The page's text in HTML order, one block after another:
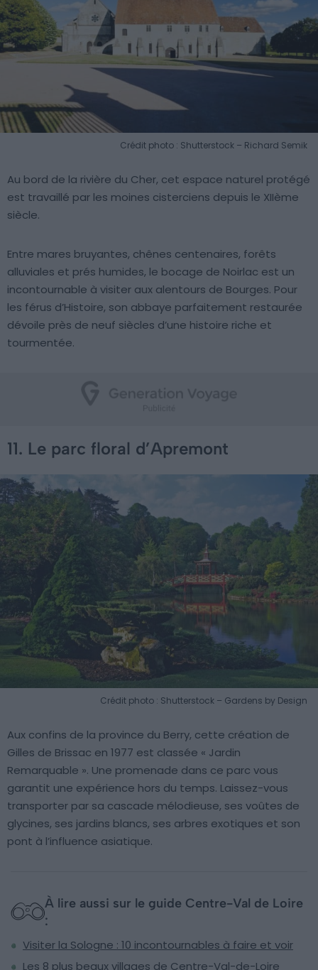
Crédit photo : Shutterstock – Richard Semik
Au bord de la rivière du Cher, cet espace naturel protégé
est travaillé par les moines cisterciens depuis le XIIème
siècle.
Entre mares bruyantes, chênes centenaires, forêts
alluviales et prés humides, le bocage de Noirlac est un
incontournable à visiter aux alentours de Bourges. Pour
les férus d’Histoire, son abbaye parfaitement restaurée
dévoile près de neuf siècles d’une histoire riche et
tourmentée.
11. Le parc floral d’Apremont
Crédit photo : Shutterstock – Gardens by Design
Aux confins de la province du Berry, cette création de
Gilles de Brissac en 1977 est classée « Jardin
Remarquable ». Une promenade dans ce parc vous
garantit une expérience hors du temps. Laissez-vous
transporter par sa cascade mélodieuse, ses voûtes de
glycines, ses jardins blancs, ses arbres exotiques et son
pont à l’influence asiatique.
À lire aussi sur le guide Centre-Val de Loire
:
Visiter la Sologne : 10 incontournables à faire et voir
Les 8 plus beaux villages de Centre-Val-de-Loire